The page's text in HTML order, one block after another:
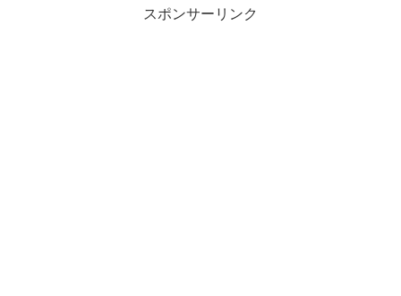
スポンサーリンク